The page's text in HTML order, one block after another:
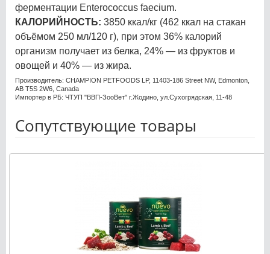
ферментации Enterococcus faecium.
КАЛОРИЙНОСТЬ: 3850 ккал/кг (462 ккал на стакан
объёмом 250 мл/120 г), при этом 36% калорий
организм получает из белка, 24% — из фруктов и
овощей и 40% — из жира.
Производитель: CHAMPION PETFOODS LP, 11403-186 Street NW, Edmonton,
AB T5S 2W6, Canada
Импортер в РБ: ЧТУП "ВВП-ЗооВет" г.Жодино, ул.Сухогрядская, 11-48
Сопутствующие товары